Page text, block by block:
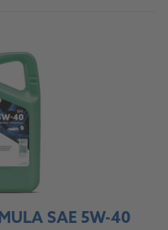
SAE 5W-40